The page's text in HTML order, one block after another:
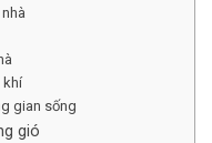
khí
gian sống
gió